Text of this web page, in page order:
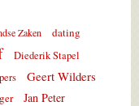
Zaken dating
Diederik Stapel
Geert Wilders
Jan Peter